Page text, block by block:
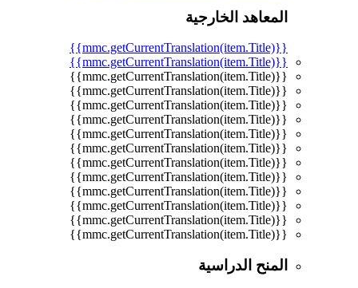
المعاهد الخارجية
{{mmc.getCurrentTranslation(item.Title)}}
{{mmc.getCurrentTranslation(item.Title)}}
{{mmc.getCurrentTranslation(item.Title)}}
{{mmc.getCurrentTranslation(item.Title)}}
{{mmc.getCurrentTranslation(item.Title)}}
{{mmc.getCurrentTranslation(item.Title)}}
{{mmc.getCurrentTranslation(item.Title)}}
{{mmc.getCurrentTranslation(item.Title)}}
{{mmc.getCurrentTranslation(item.Title)}}
{{mmc.getCurrentTranslation(item.Title)}}
{{mmc.getCurrentTranslation(item.Title)}}
{{mmc.getCurrentTranslation(item.Title)}}
{{mmc.getCurrentTranslation(item.Title)}}
{{mmc.getCurrentTranslation(item.Title)}}
المنح الدراسية